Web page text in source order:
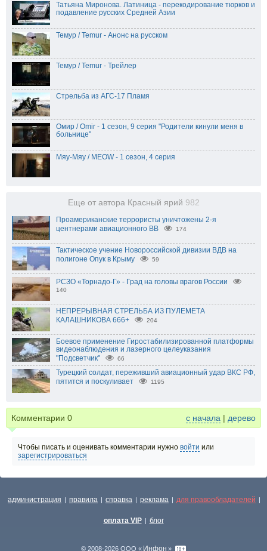
Татьяна Миронова. Латиница - перекодирование тюрков и
подавление русских Средней Азии
Темур / Temur - Анонс на русском
Темур / Temur - Трейлер
Стрельба из АГС-17 Пламя
Омир / Omir - 1 сезон, 9 серия "Родители кинули меня в
больнице"
Мяу-Мяу / MEOW - 1 сезон, 4 серия
Еще от автора Красный ярий 982
Проамериканские террористы уничтожены 2-я
центнерами авиационного ВВ
174
Тактическое учение Новороссийской дивизии ВДВ на
полигоне Опук в Крыму
59
РСЗО «Торнадо-Г» - Град на головы врагов России
140
НЕПРЕРЫВНАЯ СТРЕЛЬБА ИЗ ПУЛЕМЕТА
КАЛАШНИКОВА 666+
204
Боевое применение Гиростабилизированной платформы
видеонаблюдения и лазерного целеуказания
"Подсветчик"
66
Турецкий солдат, переживший авиационный удар ВКС РФ,
пятится и поскуливает
1195
Комментарии 0 с начала | дерево
Чтобы писать и оценивать комментарии нужно войти или
зарегистрироваться
администрация | правила | справка | реклама | для правообладателей |
оплата VIP | блог
© 2008-2026 ООО « Инфон »